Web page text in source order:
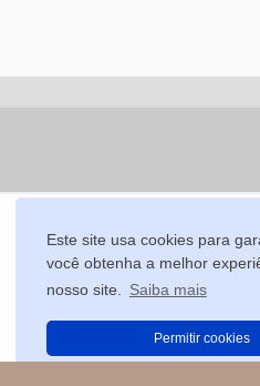
Este site usa cookies para
você obtenha a melhor
nosso site. Saiba mais
Permitir cookies